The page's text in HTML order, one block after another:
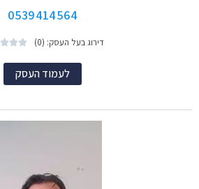
0539414564
דירוג בעל העסק: (0) 


לעמוד העסק